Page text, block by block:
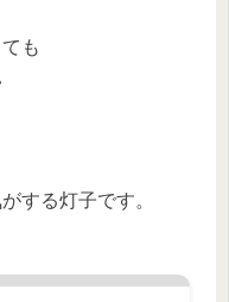
も
する灯子です。